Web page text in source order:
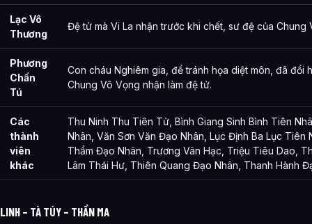
Lạc Vô
Thương
Đệ tử mà Vi La nhận trước khi chết, sư đệ của Chung
Phương
Chấn
Tú
Con cháu Nghiêm gia, để tránh họa diệt môn, đã đổi
Chung Vô Vọng nhận làm đệ tử.
Các
thành
viên
khác
Thu Ninh Thu Tiên Tử, Bình Giang Sinh Bình Tiên
Nhân, Văn Sơn Văn Đạo Nhân, Lục Định Ba Lục Tiên
Thẩm Đạo Nhân, Trương Vân Hạc, Triệu Tiêu Dao,
Lâm Thái Hư, Thiên Quang Đạo Nhân, Thanh Hành
LINH – TÀ TÚY – THẦN MA